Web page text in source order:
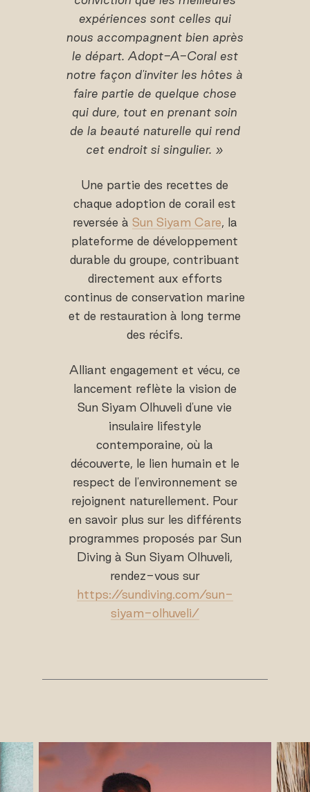
expériences sont celles qui
nous accompagnent bien après
le départ. Adopt-A-Coral est
notre façon d'inviter les hôtes à
faire partie de quelque chose
qui dure, tout en prenant soin
de la beauté naturelle qui rend
cet endroit si singulier. »
Une partie des recettes de
chaque adoption de corail est
reversée à Sun Siyam Care , la
plateforme de développement
durable du groupe, contribuant
directement aux efforts
continus de conservation marine
et de restauration à long terme
des récifs.
Alliant engagement et vécu, ce
lancement reflète la vision de
Sun Siyam Olhuveli d'une vie
insulaire lifestyle
contemporaine, où la
découverte, le lien humain et le
respect de l'environnement se
rejoignent naturellement. Pour
en savoir plus sur les différents
programmes proposés par Sun
Diving à Sun Siyam Olhuveli,
rendez-vous sur
https://sundiving.com/sun-
siyam-olhuveli/